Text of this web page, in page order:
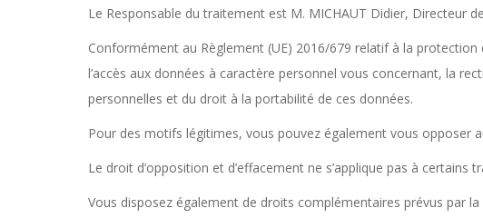
Le Responsable du traitement est M. MICHAUT Didier, Directeur
Conformément au Règlement (UE) 2016/679 relatif à la
l’accès aux données à caractère personnel vous concernant, la
personnelles et du droit à la portabilité de ces données.
Pour des motifs légitimes, vous pouvez également vous opposer
Le droit d’opposition et d’effacement ne s’applique pas à
Vous disposez également de droits complémentaires prévus par